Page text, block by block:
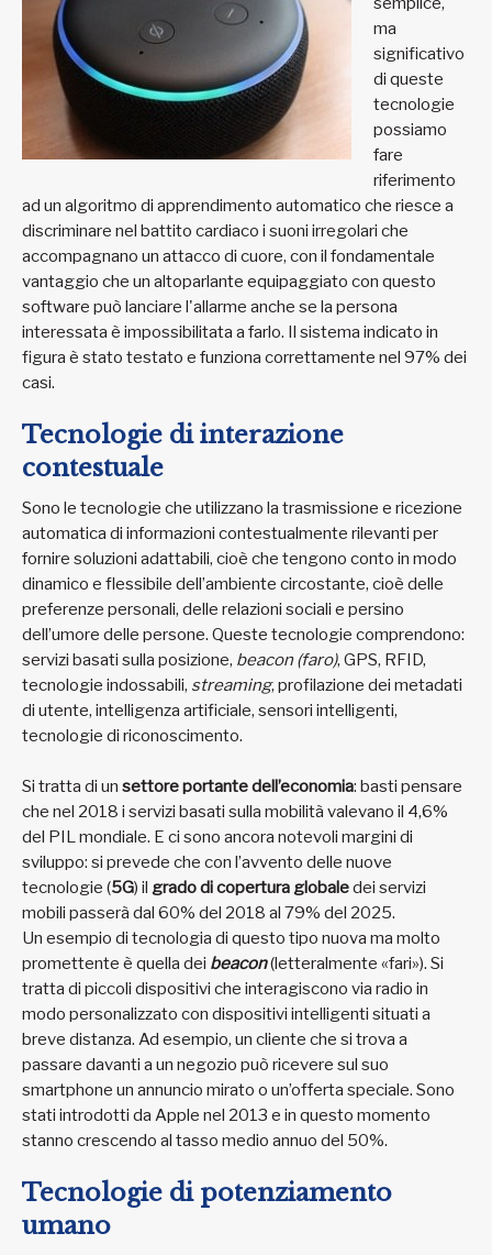
ma
significativo
di queste
tecnologie
possiamo
fare
riferimento
ad un algoritmo di apprendimento automatico che riesce a
discriminare nel battito cardiaco i suoni irregolari che
accompagnano un attacco di cuore, con il fondamentale
vantaggio che un altoparlante equipaggiato con questo
software può lanciare l'allarme anche se la persona
interessata è impossibilitata a farlo. Il sistema indicato in
figura è stato testato e funziona correttamente nel 97% dei
casi.
Tecnologie di interazione
contestuale
Sono le tecnologie che utilizzano la trasmissione e ricezione
automatica di informazioni contestualmente rilevanti per
fornire soluzioni adattabili, cioè che tengono conto in modo
dinamico e flessibile dell’ambiente circostante, cioè delle
preferenze personali, delle relazioni sociali e persino
dell’umore delle persone. Queste tecnologie comprendono:
servizi basati sulla posizione, beacon (faro), GPS, RFID,
tecnologie indossabili, streaming, profilazione dei metadati
di utente, intelligenza artificiale, sensori intelligenti,
tecnologie di riconoscimento.
Si tratta di un settore portante dell’economia: basti pensare
che nel 2018 i servizi basati sulla mobilità valevano il 4,6%
del PIL mondiale. E ci sono ancora notevoli margini di
sviluppo: si prevede che con l’avvento delle nuove
tecnologie (5G) il grado di copertura globaledei servizi
mobili passerà dal 60% del 2018 al 79% del 2025.
Un esempio di tecnologia di questo tipo nuova ma molto
promettente è quella dei beacon(letteralmente «fari»). Si
tratta di piccoli dispositivi che interagiscono via radio in
modo personalizzato con dispositivi intelligenti situati a
breve distanza. Ad esempio, un cliente che si trova a
passare davanti a un negozio può ricevere sul suo
smartphone un annuncio mirato o un’offerta speciale. Sono
stati introdotti da Apple nel 2013 e in questo momento
stanno crescendo al tasso medio annuo del 50%.
Tecnologie di potenziamento
umano